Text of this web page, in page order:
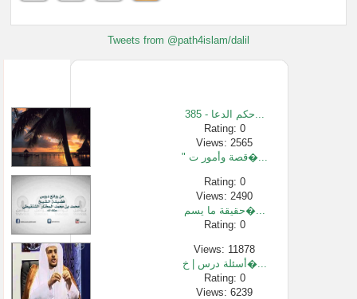
Tweets from @path4islam/dalil
385 - حكم الدعا...
Rating: 0
Views: 2565
" قصة وأمور ت�...
Rating: 0
Views: 2490
حقيقة ما يسم�...
Rating: 0
Views: 11878
أسئلة درس | خ�...
Rating: 0
Views: 6239